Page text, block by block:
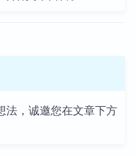
法，诚邀您在文章下方